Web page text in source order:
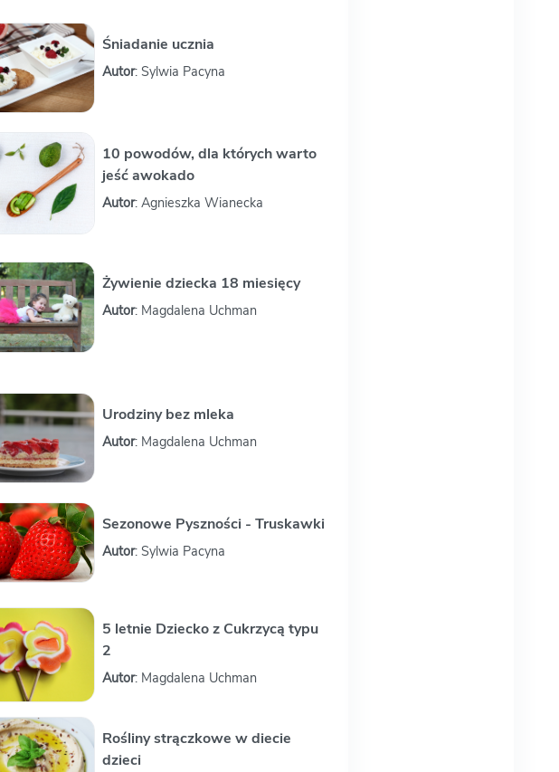
Śniadanie ucznia
Autor: Sylwia Pacyna
10 powodów, dla których warto
jeść awokado
Autor: Agnieszka Wianecka
Żywienie dziecka 18 miesięcy
Autor: Magdalena Uchman
Urodziny bez mleka
Autor: Magdalena Uchman
Sezonowe Pyszności - Truskawki
Autor: Sylwia Pacyna
5 letnie Dziecko z Cukrzycą typu
2
Autor: Magdalena Uchman
Rośliny strączkowe w diecie
dzieci